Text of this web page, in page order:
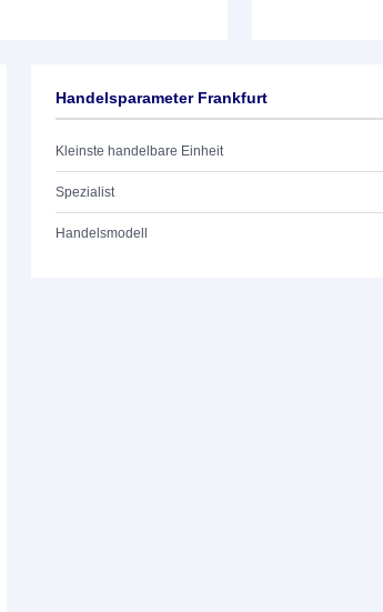
Handelsparameter Frankfurt
Kleinste handelbare Einheit
Spezialist
Handelsmodell